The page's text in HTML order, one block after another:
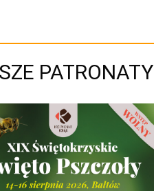
PATRONATY